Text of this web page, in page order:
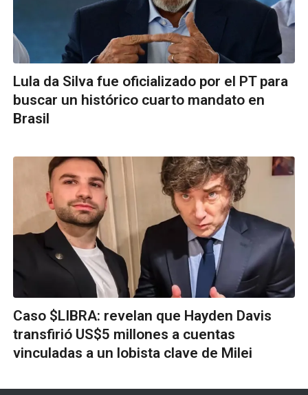
Lula da Silva fue oficializado por el PT para
buscar un histórico cuarto mandato en
Brasil
Caso $LIBRA: revelan que Hayden Davis
transfirió US$5 millones a cuentas
vinculadas a un lobista clave de Milei